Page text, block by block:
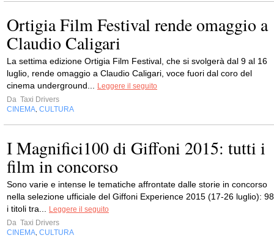
Ortigia Film Festival rende omaggio a
Claudio Caligari
La settima edizione Ortigia Film Festival, che si svolgerà dal 9 al 16
luglio, rende omaggio a Claudio Caligari, voce fuori dal coro del
cinema underground... Leggere il seguito
Da Taxi Drivers
CINEMA, CULTURA
I Magnifici100 di Giffoni 2015: tutti i
film in concorso
Sono varie e intense le tematiche affrontate dalle storie in concorso
nella selezione ufficiale del Giffoni Experience 2015 (17-26 luglio): 98
i titoli tra... Leggere il seguito
Da Taxi Drivers
CINEMA, CULTURA